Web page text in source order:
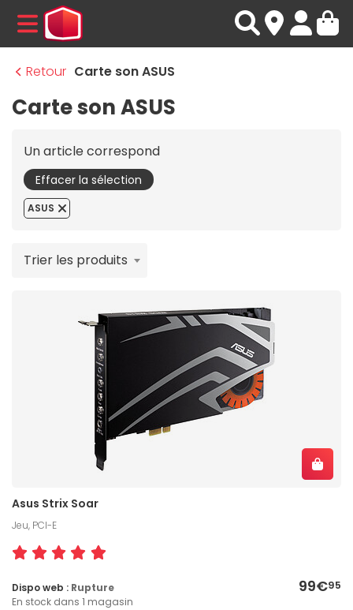
MENU
Retour Carte son ASUS
Carte son ASUS
Un article correspond
Effacer la sélection
ASUS
Trier les produits
Asus Strix Soar
Jeu, PCI-E
99€95
Dispo web : Rupture
En stock dans 1 magasin